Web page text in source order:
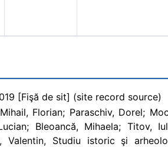
[Fişă de sit] (site record source)
Florian; Paraschiv, Dorel;
Bleoancă, Mihaela; Titov,
Valentin, Studiu istoric şi